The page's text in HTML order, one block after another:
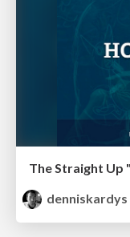
The Straight Up
denniskardys